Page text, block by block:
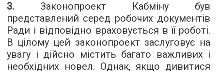
3. Законопроект Кабміну був
представлений серед робочих документів
Ради і відповідно враховується в її роботі.
В цілому цей законопроект заслуговує на
увагу і дійсно містить багато важливих і
необхідних новел. Однак, якщо дивитися